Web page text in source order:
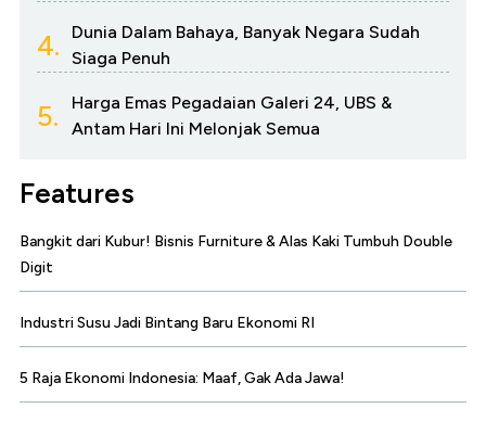
4.
Dunia Dalam Bahaya, Banyak Negara Sudah
Siaga Penuh
5.
Harga Emas Pegadaian Galeri 24, UBS &
Antam Hari Ini Melonjak Semua
Features
Bangkit dari Kubur! Bisnis Furniture & Alas Kaki Tumbuh Double
Digit
Industri Susu Jadi Bintang Baru Ekonomi RI
5 Raja Ekonomi Indonesia: Maaf, Gak Ada Jawa!